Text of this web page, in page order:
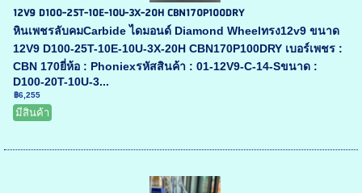
12V9 D100-25T-10E-10U-3X-20H CBN170P100DRY
หินเพชรลับคมCarbide ไดมอนด์ Diamond Wheelทรง12v9 ขนาด
12V9 D100-25T-10E-10U-3X-20H CBN170P100DRY เบอร์เพชร :
CBN 170ยี่ห้อ : Phoniexรหัสสินค้า : 01-12V9-C-14-Sขนาด :
D100-20T-10U-3...
฿6,255
มีสินค้า